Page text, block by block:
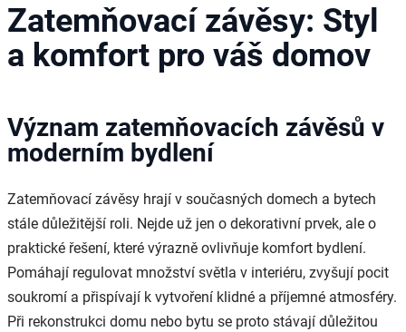
Zatemňovací závěsy: Styl
a komfort pro váš domov
Význam zatemňovacích závěsů v
moderním bydlení
Zatemňovací závěsy hrají v současných domech a bytech
stále důležitější roli. Nejde už jen o dekorativní prvek, ale o
praktické řešení, které výrazně ovlivňuje komfort bydlení.
Pomáhají regulovat množství světla v interiéru, zvyšují pocit
soukromí a přispívají k vytvoření klidné a příjemné atmosféry.
Při rekonstrukci domu nebo bytu se proto stávají důležitou